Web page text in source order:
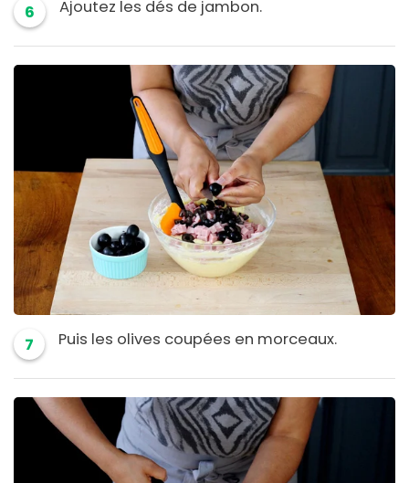
6 Ajoutez les dés de jambon.
7 Puis les olives coupées en morceaux.